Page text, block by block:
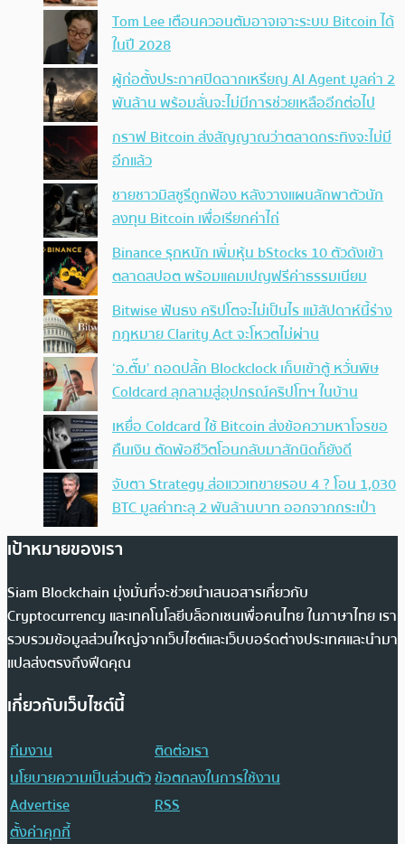
Tom Lee เตือนควอนตัมอาจเจาะระบบ Bitcoin ได้
ในปี 2028
ผู้ก่อตั้งประกาศปิดฉากเหรียญ AI Agent มูลค่า 2
พันล้าน พร้อมลั่นจะไม่มีการช่วยเหลืออีกต่อไป
กราฟ Bitcoin ส่งสัญญาณว่าตลาดกระทิงจะไม่มี
อีกแล้ว
ชายชาวมิสซูรีถูกฟ้อง หลังวางแผนลักพาตัวนัก
ลงทุน Bitcoin เพื่อเรียกค่าไถ่
Binance รุกหนัก เพิ่มหุ้น bStocks 10 ตัวดังเข้า
ตลาดสปอต พร้อมแคมเปญฟรีค่าธรรมเนียม
Bitwise ฟันธง คริปโตจะไม่เป็นไร แม้สัปดาห์นี้ร่าง
กฎหมาย Clarity Act จะโหวตไม่ผ่าน
‘อ.ตั๊ม’ ถอดปลั้ก Blockclock เก็บเข้าตู้ หวั่นพิษ
Coldcard ลุกลามสู่อุปกรณ์คริปโทฯ ในบ้าน
เหยื่อ Coldcard ใช้ Bitcoin ส่งข้อความหาโจรขอ
คืนเงิน ตัดพ้อชีวิตโอนกลับมาสักนิดก็ยังดี
จับตา Strategy ส่อแววเทขายรอบ 4 ? โอน 1,030
BTC มูลค่าทะลุ 2 พันล้านบาท ออกจากกระเป๋า
เป้าหมายของเรา
Siam Blockchain มุ่งมั่นที่จะช่วยนำเสนอสารเกี่ยวกับ
Cryptocurrency และเทคโนโลยีบล็อกเชนเพื่อคนไทย ในภาษาไทย เรา
รวบรวมข้อมูลส่วนใหญ่จากเว็บไซต์และเว็บบอร์ดต่างประเทศและนำมา
แปลส่งตรงถึงฟีดคุณ
เกี่ยวกับเว็บไซต์นี้
ทีมงาน
ติดต่อเรา
นโยบายความเป็นส่วนตัวข้อตกลงในการใช้งาน
Advertise
RSS
ตั้งค่าคุกกี้